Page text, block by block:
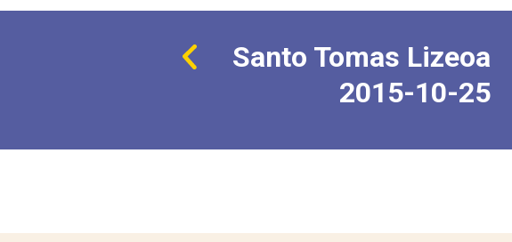
Santo Tomas Lizeoa
2015-10-25